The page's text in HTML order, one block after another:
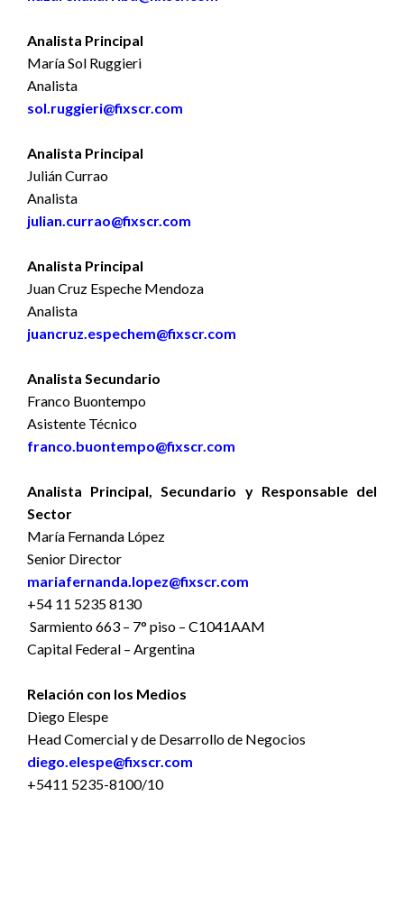
Analista Principal
María Sol Ruggieri
Analista
sol.ruggieri@fixscr.com
Analista Principal
Julián Currao
Analista
julian.currao@fixscr.com
Analista Principal
Juan Cruz Espeche Mendoza
Analista
juancruz.espechem@fixscr.com
Analista Secundario
Franco Buontempo
Asistente Técnico
franco.buontempo@fixscr.com
Analista Principal, Secundario y Responsable del
Sector
María Fernanda López
Senior Director
mariafernanda.lopez@fixscr.com
+54 11 5235 8130
Sarmiento 663 – 7° piso – C1041AAM
Capital Federal – Argentina
Relación con los Medios
Diego Elespe
Head Comercial y de Desarrollo de Negocios
diego.elespe@fixscr.com
+5411 5235-8100/10